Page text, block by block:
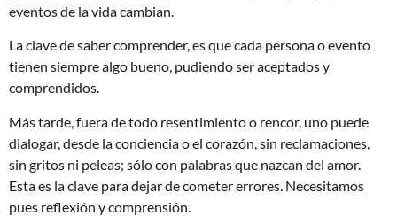
eventos de la vida cambian.
La clave de saber comprender, es que cada persona o evento
tienen siempre algo bueno, pudiendo ser aceptados y
comprendidos.
Más tarde, fuera de todo resentimiento o rencor, uno puede
dialogar, desde la conciencia o el corazón, sin reclamaciones,
sin gritos ni peleas; sólo con palabras que nazcan del amor.
Esta es la clave para dejar de cometer errores. Necesitamos
pues reflexión y comprensión.